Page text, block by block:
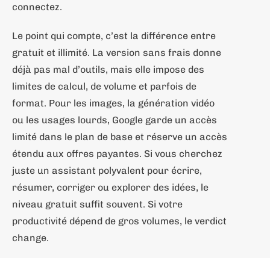
connectez.
Le point qui compte, c’est la différence entre
gratuit et illimité. La version sans frais donne
déjà pas mal d’outils, mais elle impose des
limites de calcul, de volume et parfois de
format. Pour les images, la génération vidéo
ou les usages lourds, Google garde un accès
limité dans le plan de base et réserve un accès
étendu aux offres payantes. Si vous cherchez
juste un assistant polyvalent pour écrire,
résumer, corriger ou explorer des idées, le
niveau gratuit suffit souvent. Si votre
productivité dépend de gros volumes, le verdict
change.